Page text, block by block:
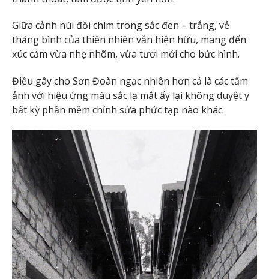
Giữa cảnh núi đồi chìm trong sắc đen – trắng, vẻ
thăng bình của thiên nhiên vẫn hiện hữu, mang đến
xúc cảm vừa nhẹ nhõm, vừa tươi mới cho bức hình.
Điều gây cho Sơn Đoàn ngạc nhiên hơn cả là các tấm
ảnh với hiệu ứng màu sắc lạ mắt ấy lại không duyệt y
bất kỳ phần mềm chỉnh sửa phức tạp nào khác.